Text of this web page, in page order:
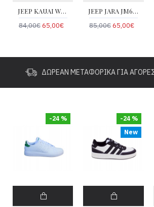
JEEP KAUAI WALLABEE JM61091A-025
84,00€65,00€
JEEP JARA JM61020A-016
85,00€65,00€
ΔΩΡΕΆΝ ΜΕΤΑΦΟΡΙΚΆ ΓΙΑ
-24 %
New
-24 %